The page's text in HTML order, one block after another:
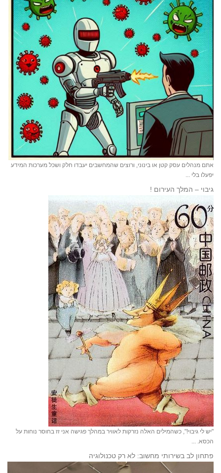
אתם מנהלים עסק קטן או בינוני, ורוצים שהמחשבים יעבדו חלק ושכל מערכות המידע
יפעלו בלי ...
גיבוי – המלך העירום !
"יש לי גיבוי!", כשהמילים האלה נזרקות לאוויר במהלך פגישה אני זז בחוסר נוחות על
הכסא. ...
פתחון לב בשירותי מחשוב: לא רק טכנולוגיה